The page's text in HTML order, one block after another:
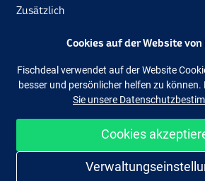
Zusätzlich
Lagerräumung
Facebook
Einfach
Cookies auf der Website von
Fischdeal verwendet auf der Website
besser und persönlicher helfen zu können.
Sie unsere
Cookies